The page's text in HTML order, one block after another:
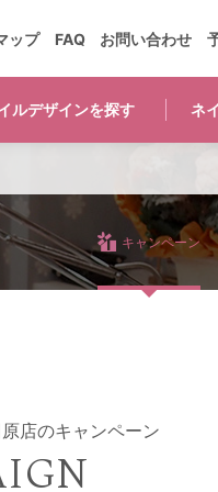
ルデザインを探す ネ
ップ FAQ お問い合わせ
キャンペーン
店のキャンペーン